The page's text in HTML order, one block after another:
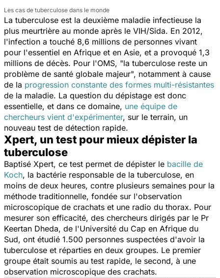
Les cas de tuberculose dans le monde
La tuberculose est la deuxième maladie infectieuse la
plus meurtrière au monde après le VIH/Sida. En 2012,
l'infection a touché 8,6 millions de personnes vivant
pour l'essentiel en Afrique et en Asie, et a provoqué 1,3
millions de décès. Pour l'OMS, "la tuberculose reste un
problème de santé globale majeur", notamment à cause
de la progression constante des formes multi-résistantes
de la maladie. La question du dépistage est donc
essentielle, et dans ce domaine, une équipe de
chercheurs vient d'expérimenter, sur le terrain, un
nouveau test de détection rapide.
Xpert, un test pour mieux dépister la
tuberculose
Baptisé Xpert, ce test permet de dépister le bacille de
Koch, la bactérie responsable de la tuberculose, en
moins de deux heures, contre plusieurs semaines pour la
méthode traditionnelle, fondée sur l'observation
microscopique de crachats et une radio du thorax. Pour
mesurer son efficacité, des chercheurs dirigés par le Pr
Keertan Dheda, de l'Université du Cap en Afrique du
Sud, ont étudié 1.500 personnes suspectées d'avoir la
tuberculose et réparties en deux groupes. Le premier
groupe était soumis au test rapide, le second, à une
observation microscopique des crachats.